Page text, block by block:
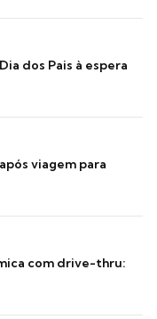
dos Pais à espera
viagem para
com drive-thru: